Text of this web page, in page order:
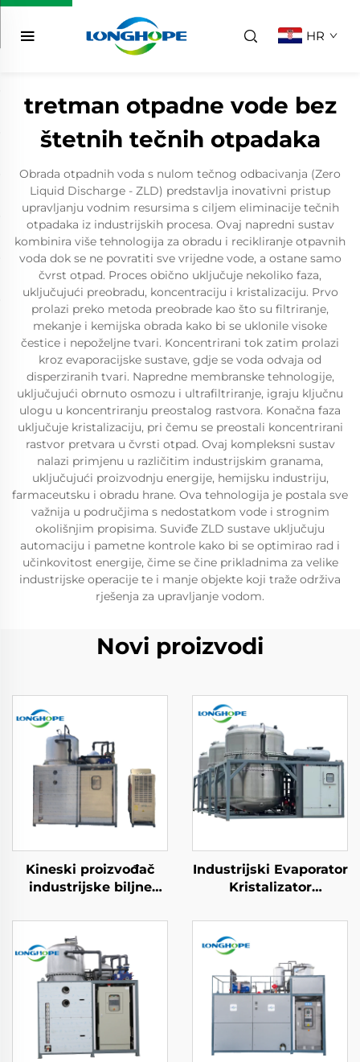
HR
tretman otpadne vode bez
štetnih tečnih otpadaka
Obrada otpadnih voda s nulom tečnog odbacivanja (Zero
Liquid Discharge - ZLD) predstavlja inovativni pristup
upravljanju vodnim resursima s ciljem eliminacije tečnih
otpadaka iz industrijskih procesa. Ovaj napredni sustav
kombinira više tehnologija za obradu i recikliranje otpavnih
voda dok se ne povratiti sve vrijedne vode, a ostane samo
čvrst otpad. Proces obično uključuje nekoliko faza,
uključujući preobradu, koncentraciju i kristalizaciju. Prvo
prolazi preko metoda preobrade kao što su filtriranje,
mekanje i kemijska obrada kako bi se uklonile visoke
čestice i nepoželjne tvari. Koncentrirani tok zatim prolazi
kroz evaporacijske sustave, gdje se voda odvaja od
disperziranih tvari. Napredne membranske tehnologije,
uključujući obrnuto osmozu i ultrafiltriranje, igraju ključnu
ulogu u koncentriranju preostalog rastvora. Konačna faza
uključuje kristalizaciju, pri čemu se preostali koncentrirani
rastvor pretvara u čvrsti otpad. Ovaj kompleksni sustav
nalazi primjenu u različitim industrijskim granama,
uključujući proizvodnju energije, hemijsku industriju,
farmaceutsku i obradu hrane. Ova tehnologija je postala sve
važnija u područjima s nedostatkom vode i strognim
okolišnjim propisima. Suviđe ZLD sustave uključuju
automaciju i pametne kontrole kako bi se optimirao rad i
učinkovitost energije, čime se čine prikladnima za velike
industrijske operacije te i manje objekte koji traže održiva
rješenja za upravljanje vodom.
Novi proizvodi
Kineski proizvođač
industrijske biljne
Niskotemperaturni
vakuumni evaporator
mašinerije
Industrijski Evaporator
Kristalizator
izvlačenje mašine za
nulto tečno
odbacivanje ZLD